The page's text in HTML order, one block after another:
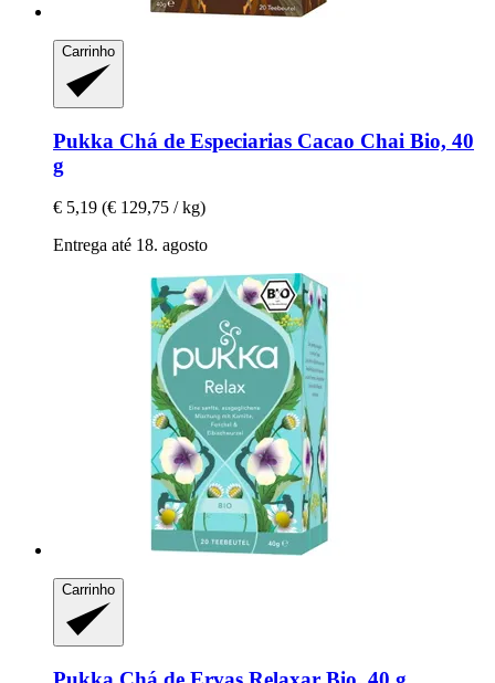
Carrinho
Pukka Chá de Especiarias Cacao Chai Bio, 40
g
€ 5,19 (€ 129,75 / kg)
Entrega até 18. agosto
Carrinho